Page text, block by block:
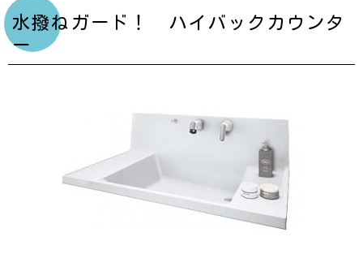
水撥ねガード！ ハイバックカウンタ
ー